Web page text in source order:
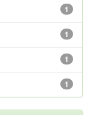
1
1
1
1